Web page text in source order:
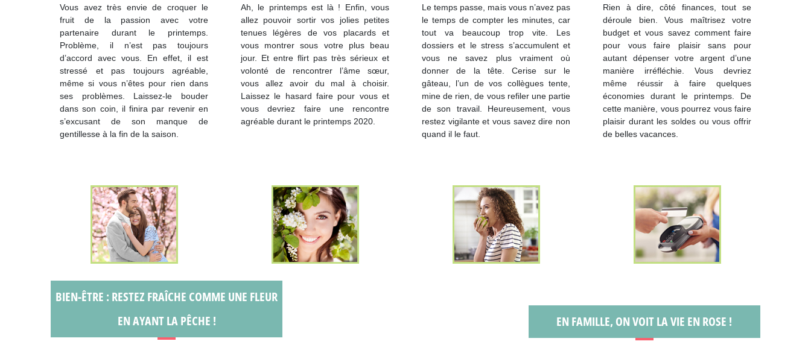
Vous avez très envie de croquer le
fruit de la passion avec votre
partenaire durant le printemps.
Problème, il n’est pas toujours
d’accord avec vous. En effet, il est
stressé et pas toujours agréable,
même si vous n’êtes pour rien dans
ses problèmes. Laissez-le bouder
dans son coin, il finira par revenir en
s’excusant de son manque de
gentillesse à la fin de la saison.
Ah, le printemps est là ! Enfin, vous
allez pouvoir sortir vos jolies petites
tenues légères de vos placards et
vous montrer sous votre plus beau
jour. Et entre flirt pas très sérieux et
volonté de rencontrer l’âme sœur,
vous allez avoir du mal à choisir.
Laissez le hasard faire pour vous et
vous devriez faire une rencontre
agréable durant le printemps 2020.
Le temps passe, mais vous n’avez pas
le temps de compter les minutes, car
tout va beaucoup trop vite. Les
dossiers et le stress s’accumulent et
vous ne savez plus vraiment où
donner de la tête. Cerise sur le
gâteau, l’un de vos collègues tente,
mine de rien, de vous refiler une partie
de son travail. Heureusement, vous
restez vigilante et vous savez dire non
quand il le faut.
Rien à dire, côté finances, tout se
déroule bien. Vous maîtrisez votre
budget et vous savez comment faire
pour vous faire plaisir sans pour
autant dépenser votre argent d’une
manière irréfléchie. Vous devriez
même réussir à faire quelques
économies durant le printemps. De
cette manière, vous pourrez vous faire
plaisir durant les soldes ou vous offrir
de belles vacances.
BIEN-ÊTRE : RESTEZ FRAÎCHE COMME UNE FLEUR
EN AYANT LA PÊCHE !
EN FAMILLE, ON VOIT LA VIE EN ROSE !